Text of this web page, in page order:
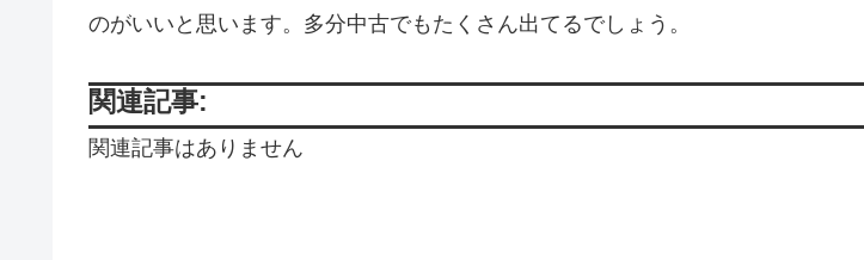
のがいいと思います。多分中古でもたくさん出てるでしょう。
関連記事:
関連記事はありません